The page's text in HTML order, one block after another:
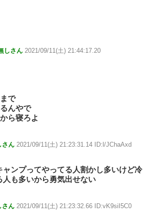
しさん 2021/09/11(土) 21:44:17.20
で
んやで
ら寝ろよ
さん 2021/09/11(土) 21:23:31.14 ID:l/JChaAxd
ャンプってやってる人割かし多いけど冷
人も多いから勇気出せない
さん 2021/09/11(土) 21:23:32.66 ID:vK9siI5C0